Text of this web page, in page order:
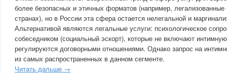
более безопасных и этичных форматов (например,
странах), но в России эта сфера остается нелегальной и
Альтернативой являются легальные услуги: психологическое
собеседником (социальный эскорт), которые не включают
регулируются договорными отношениями. Однако запрос на
из самых распространенных в данном сегменте.
Читать дальше →